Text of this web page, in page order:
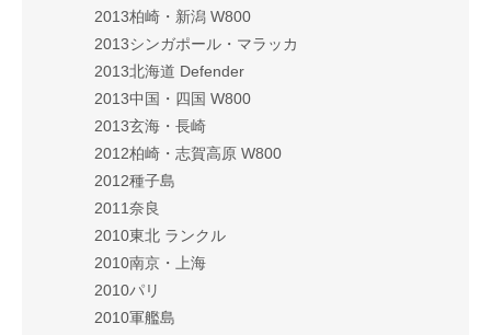
2013柏崎・新潟 W800
2013シンガポール・マラッカ
2013北海道 Defender
2013中国・四国 W800
2013玄海・長崎
2012柏崎・志賀高原 W800
2012種子島
2011奈良
2010東北 ランクル
2010南京・上海
2010パリ
2010軍艦島